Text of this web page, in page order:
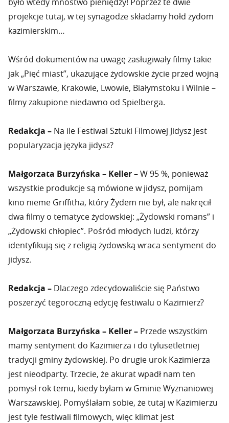
projekcje tutaj, w tej synagodze składamy hołd żydom
kazimierskim…
Wśród dokumentów na uwagę zasługiwały filmy takie
jak „Pięć miast”, ukazujące żydowskie życie przed wojną
w Warszawie, Krakowie, Lwowie, Białymstoku i Wilnie –
filmy zakupione niedawno od Spielberga.
Redakcja – Na ile Festiwal Sztuki Filmowej Jidysz jest
popularyzacja języka jidysz?
Małgorzata Burzyńska – Keller –W 95 %, ponieważ
wszystkie produkcje są mówione w jidysz, pomijam
kino nieme Griffitha, który Żydem nie był, ale nakręcił
dwa filmy o tematyce żydowskiej: „Żydowski romans” i
„Żydowski chłopiec”. Pośród młodych ludzi, którzy
identyfikują się z religią żydowską wraca sentyment do
jidysz.
Redakcja – Dlaczego zdecydowaliście się Państwo
poszerzyć tegoroczną edycję festiwalu o Kazimierz?
Małgorzata Burzyńska – Keller – Przede wszystkim
mamy sentyment do Kazimierza i do tylusetletniej
tradycji gminy żydowskiej. Po drugie urok Kazimierza
jest nieodparty. Trzecie, że akurat wpadł nam ten
pomysł rok temu, kiedy byłam w Gminie Wyznaniowej
Warszawskiej. Pomyślałam sobie, że tutaj w Kazimierzu
jest tyle festiwali filmowych, więc klimat jest